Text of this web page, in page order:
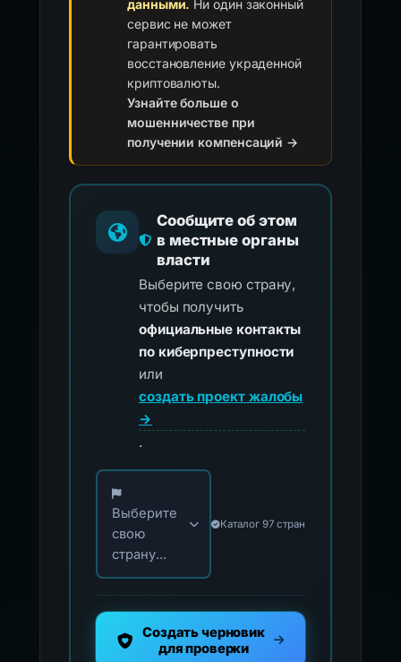
данными. Ни один законный
сервис не может
гарантировать
восстановление украденной
криптовалюты.
Узнайте больше о
мошенничестве при
получении компенсаций →
Сообщите об этом
в местные органы
власти
Выберите свою страну,
чтобы получить
официальные контакты
по киберпреступности
или
создать проект жалобы
→
.
Выберите свою страну для официальных
Выберите
свою
страну...
Каталог 97 стран
Создать черновик
для проверки